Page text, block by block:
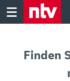
Skip
Finden